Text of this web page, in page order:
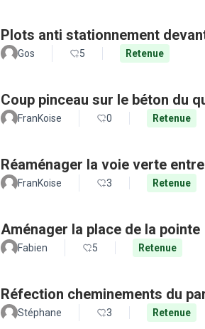
Plots anti stationnement
Gos 5 Retenue
Coup pinceau sur le béton du
FranKoise 0 Retenue
Réaménager la voie verte
FranKoise 3 Retenue
Aménager la place de la pointe
Fabien 5 Retenue
Réfection cheminements du
Stéphane 3 Retenue